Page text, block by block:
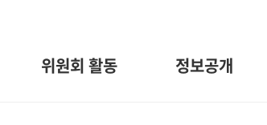
위원회 활동 정보공개